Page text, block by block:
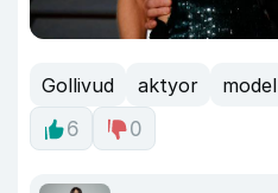
Gollivud aktyor
model
6
0